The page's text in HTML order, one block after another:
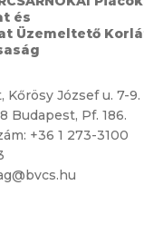
és
Üzemeltető
Kőrösy József u. 7-9.
Budapest, Pf. 186.
+36 1 273-3100